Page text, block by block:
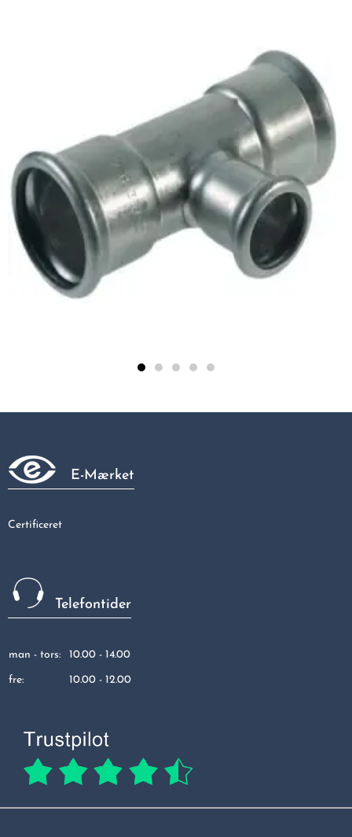
129,55 kr
E-Mærket
Certificeret
Telefontider
man - tors: 10.00 - 14.00
fre: 10.00 - 12.00